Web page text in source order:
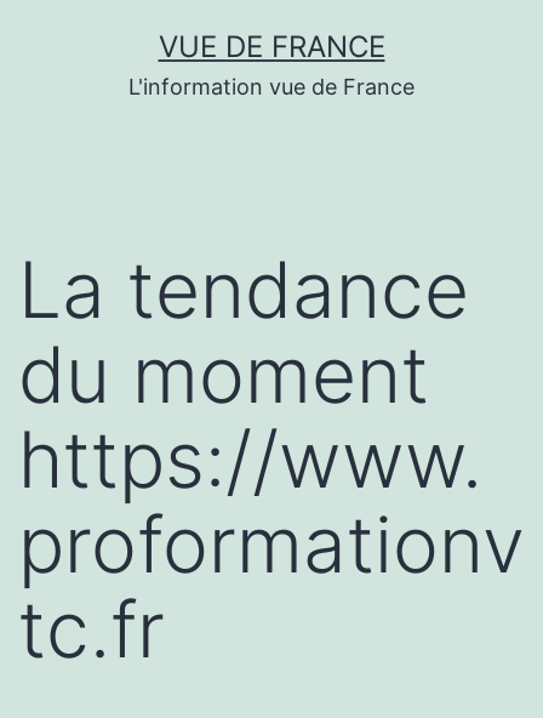
VUE DE FRANCE
L'information vue de France
La tendance
du moment
https://www.
proformationv
tc.fr